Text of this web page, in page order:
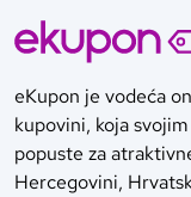
eKupon je vodeća
kupovini, koja
popuste za
Hercegovini,